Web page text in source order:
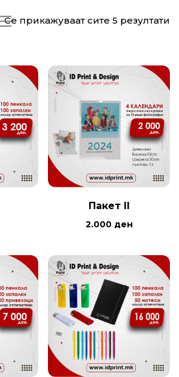
Се прикажуваат сите 5 резултати
Пакет II
2.000 ден